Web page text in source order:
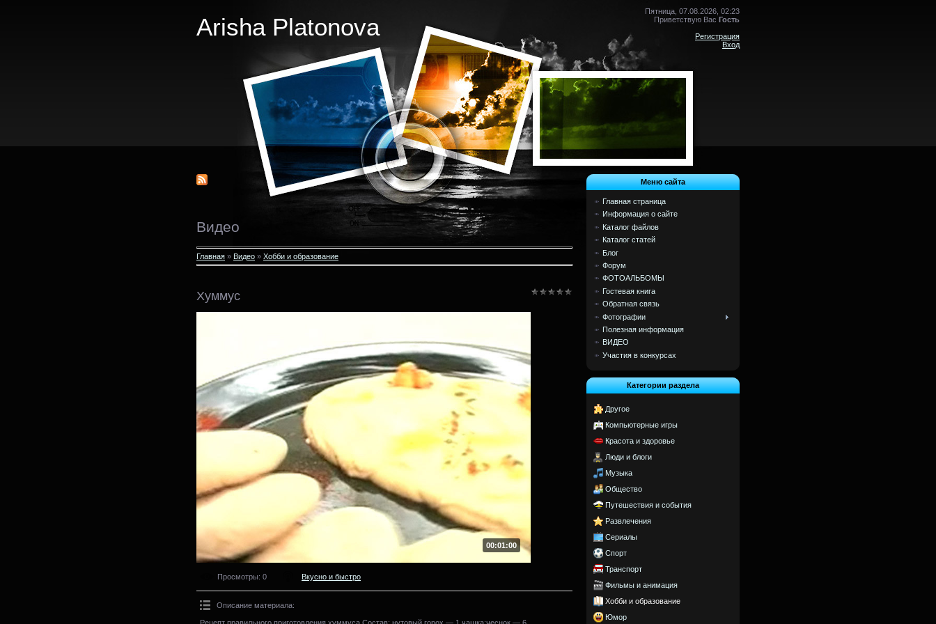
Arisha Platonova
Пятница, 07.08.2026, 02:23
Приветствую Вас Гость
Регистрация
Вход
Видео
Главная » Видео » Хобби и образование
Хуммус
00:01:00
Просмотры: 0 Вкусно и быстро
Описание материала:
Рецепт правильного приготовления хуммуса.Состав: нутовый горох — 1 чашка;чеснок — 6
Меню сайта
Главная страница
Информация о сайте
Каталог файлов
Каталог статей
Блог
Форум
ФОТОАЛЬБОМЫ
Гостевая книга
Обратная связь
Фотографии
Полезная информация
ВИДЕО
Участия в конкурсах
Категории раздела
Другое
Компьютерные игры
Красота и здоровье
Люди и блоги
Музыка
Общество
Путешествия и события
Развлечения
Сериалы
Спорт
Транспорт
Фильмы и анимация
Хобби и образование
Юмор